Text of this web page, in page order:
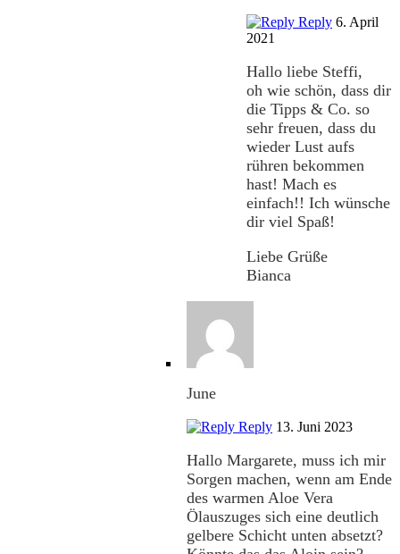
Reply 6. April
2021
Hallo liebe Steffi,
oh wie schön, dass dir
die Tipps & Co. so
sehr freuen, dass du
wieder Lust aufs
rühren bekommen
hast! Mach es
einfach!! Ich wünsche
dir viel Spaß!
Liebe Grüße
Bianca
June
Reply 13. Juni 2023
Hallo Margarete, muss ich mir
Sorgen machen, wenn am Ende
des warmen Aloe Vera
Ölauszuges sich eine deutlich
gelbere Schicht unten absetzt?